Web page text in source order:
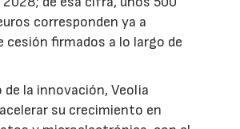
corresponden ya a
firmados a lo largo de
de la innovación, Veolia
su crecimiento en